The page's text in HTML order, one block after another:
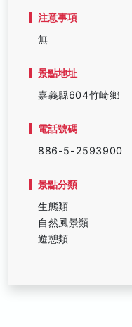
注意事項
無
景點地址
嘉義縣604竹崎鄉
電話號碼
886-5-2593900
景點分類
生態類
自然風景類
遊憩類